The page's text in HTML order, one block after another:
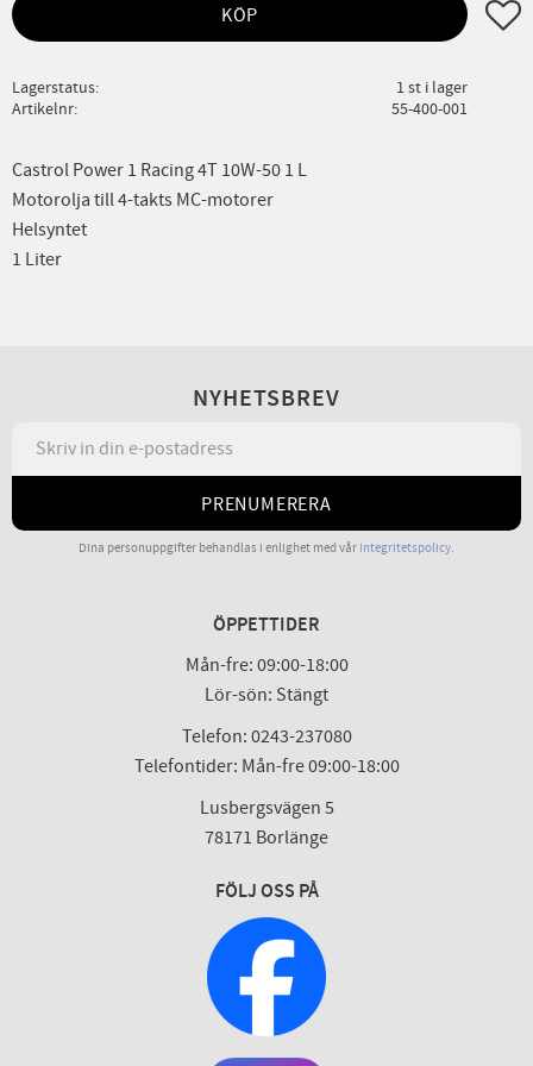
KÖP Lägg
Lagerstatus
1 st i lager
Artikelnr
55-400-001
Castrol Power 1 Racing 4T 10W-50 1 L
Motorolja till 4-takts MC-motorer
Helsyntet
1 Liter
NYHETSBREV
PRENUMERERA
Dina personuppgifter behandlas i enlighet med vår integritetspolicy.
ÖPPETTIDER
Mån-fre: 09:00-18:00
Lör-sön: Stängt
Telefon: 0243-237080
Telefontider: Mån-fre 09:00-18:00
Lusbergsvägen 5
78171 Borlänge
FÖLJ OSS PÅ